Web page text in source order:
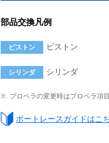
部品交換凡例
ピストン ピストン
シリンダ シリンダ
プロペラの変更時はプロペラ項
ボートレースガイドはこ